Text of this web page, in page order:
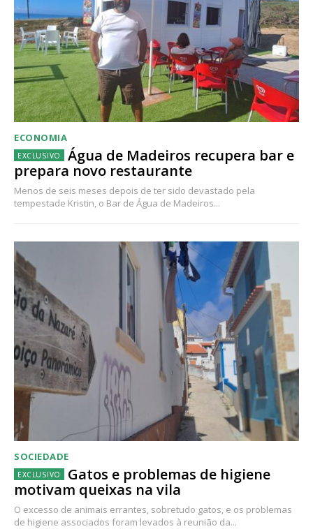
ECONOMIA
Água de Madeiros recupera bar e
prepara novo restaurante
Menos de seis meses depois de ter sido devastado pela
tempestade Kristin, o Bar de Água de Madeiros...
SOCIEDADE
Gatos e problemas de higiene
motivam queixas na vila
O excesso de animais errantes, sobretudo gatos, e os problemas
de higiene associados foram levados à reunião da...